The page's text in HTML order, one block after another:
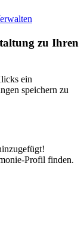
zu Ihren
ein
speichern zu
Profil finden.